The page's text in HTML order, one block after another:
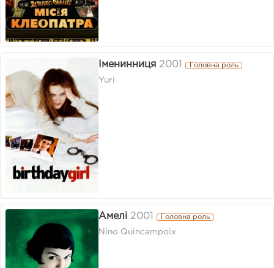
Іменинниця 2001 Головна роль
Yuri
Амелі 2001 Головна роль
Nino Quincampoix